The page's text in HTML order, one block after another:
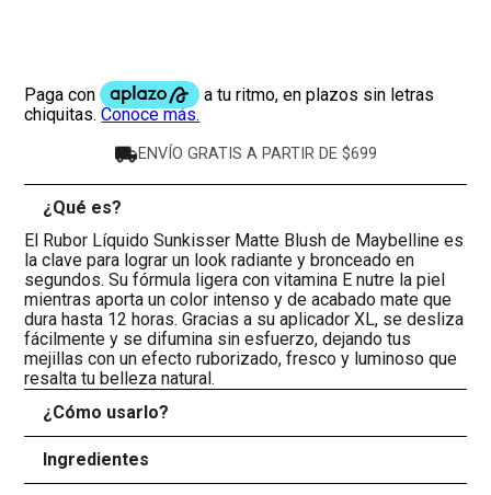
ENVÍO GRATIS A PARTIR DE $699
¿Qué es?
El Rubor Líquido Sunkisser Matte Blush de Maybelline es
la clave para lograr un look radiante y bronceado en
segundos. Su fórmula ligera con vitamina E nutre la piel
mientras aporta un color intenso y de acabado mate que
dura hasta 12 horas. Gracias a su aplicador XL, se desliza
fácilmente y se difumina sin esfuerzo, dejando tus
mejillas con un efecto ruborizado, fresco y luminoso que
resalta tu belleza natural.
¿Cómo usarlo?
Ingredientes